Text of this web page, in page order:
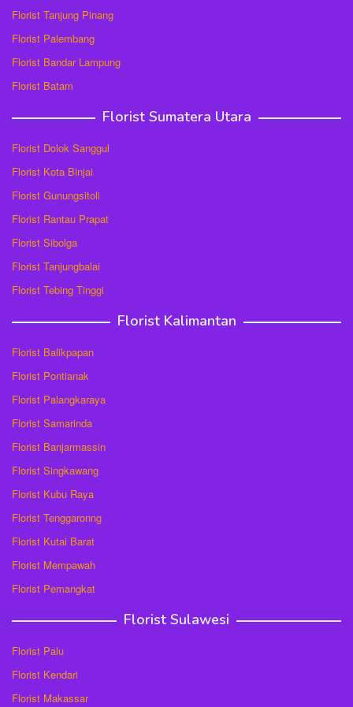
Florist Tanjung Pinang
Florist Palembang
Florist Bandar Lampung
Florist Batam
Florist Sumatera Utara
Florist Dolok Sanggul
Florist Kota Binjai
Florist Gunungsitoli
Florist Rantau Prapat
Florist Sibolga
Florist Tanjungbalai
Florist Tebing Tinggi
Florist Kalimantan
Florist Balikpapan
Florist Pontianak
Florist Palangkaraya
Florist Samarinda
Florist Banjarmassin
Florist Singkawang
Florist Kubu Raya
Florist Tenggaronng
Florist Kutai Barat
Florist Mempawah
Florist Pemangkat
Florist Sulawesi
Florist Palu
Florist Kendari
Florist Makassar